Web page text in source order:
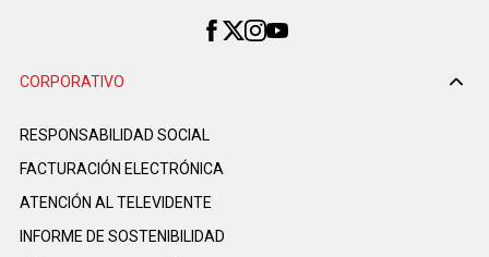
CORPORATIVO
RESPONSABILIDAD SOCIAL
FACTURACIÓN ELECTRÓNICA
ATENCIÓN AL TELEVIDENTE
INFORME DE SOSTENIBILIDAD